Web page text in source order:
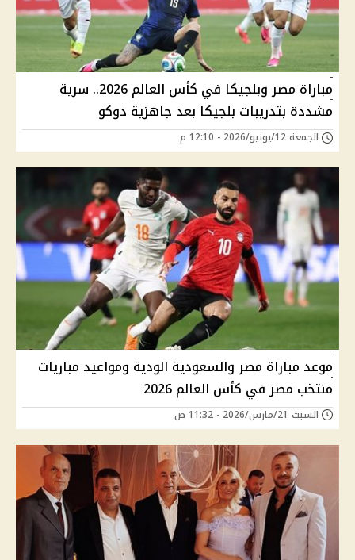
مباراة مصر وبلجيكا في كأس العالم 2026.. سرية
مشددة بتدريبات بلجيكا بعد جاهزية دوكو
الجمعة 12/يونيو/2026 - 12:10 م
موعد مباراة مصر والسعودية الودية ومواعيد مباريات
منتخب مصر في كأس العالم 2026
السبت 21/مارس/2026 - 11:32 ص